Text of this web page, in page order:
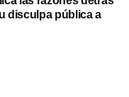
disculpa pública a